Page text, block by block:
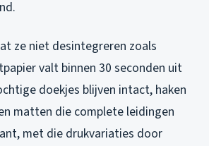
ze niet desintegreren zoals
valt binnen 30 seconden uit
doekjes blijven intact, haken
matten die complete leidingen
met die drukvariaties door